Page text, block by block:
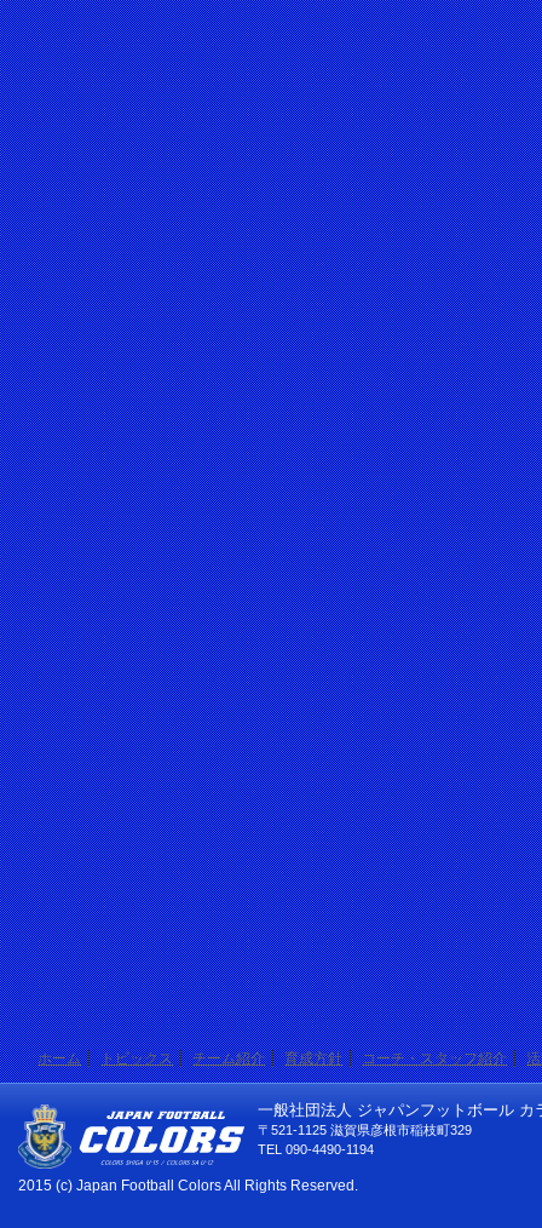
ホーム トピックス チーム紹介 育成方針 コーチ・スタッフ紹介
一般社団法人 ジャパンフットボール カ
〒521-1125 滋賀県彦根市稲枝町329
TEL 090-4490-1194
2015 (c) Japan Football Colors All Rights Reserved.